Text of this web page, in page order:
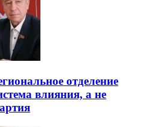
отделение
влияния, а не